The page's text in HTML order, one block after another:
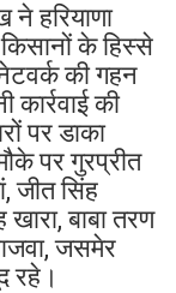
हरियाणा
के हिस्से
की गहन
की
पर डाका
पर गुरप्रीत
जीत सिंह
बाबा तरण
जसमेर
रहे।